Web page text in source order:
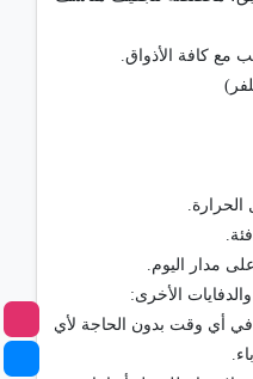
مع كافة الأذواق.
مدار اليوم.
والدفايات الأخرى:
في أي وقت بدون الحاجة لأي